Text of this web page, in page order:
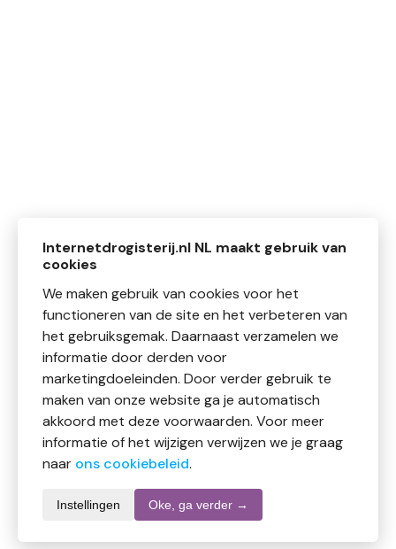
Internetdrogisterij.nl NL maakt gebruik van
cookies
We maken gebruik van cookies voor het
functioneren van de site en het verbeteren van
het gebruiksgemak. Daarnaast verzamelen we
informatie door derden voor
marketingdoeleinden. Door verder gebruik te
maken van onze website ga je automatisch
akkoord met deze voorwaarden. Voor meer
informatie of het wijzigen verwijzen we je graag
naar ons cookiebeleid.
Instellingen Oke, ga verder →